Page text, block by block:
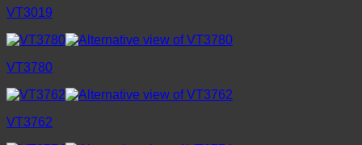
VT3019
VT3780
VT3762